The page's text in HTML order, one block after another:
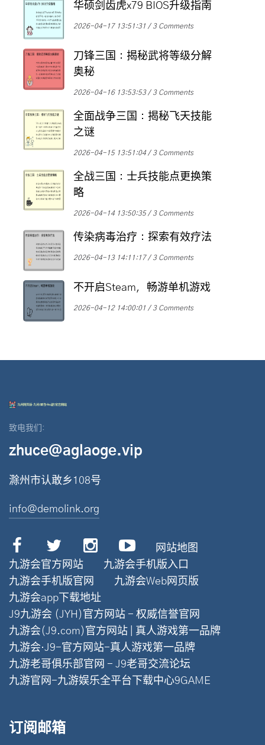
华硕剑齿虎x79 BIOS升级指南
2026-04-17 13:51:31 3 Comments
刀锋三国：揭秘武将等级分解
奥秘
2026-04-16 13:53:53 3 Comments
全面战争三国：揭秘飞天技能
之谜
2026-04-15 13:51:04 3 Comments
全战三国：士兵技能点更换策
略
2026-04-14 13:50:35 3 Comments
传染病毒治疗：探索有效疗法
2026-04-13 14:11:17 3 Comments
不开启Steam，畅游单机游戏
2026-04-12 14:00:01 3 Comments
致电我们:
zhuce@aglaoge.vip
滁州市认敢乡108号
info@demolink.org
网站地图
九游会官方网站
九游会手机版入口
九游会手机版官网
九游会Web网页版
九游会app下载地址
J9九游会 (JYH)官方网站 - 权威信誉官网
九游会(J9.com)官方网站 | 真人游戏第一品牌
九游会·J9-官方网站-真人游戏第一品牌
九游老哥俱乐部官网 - J9老哥交流论坛
九游官网-九游娱乐全平台下载中心9GAME
订阅邮箱